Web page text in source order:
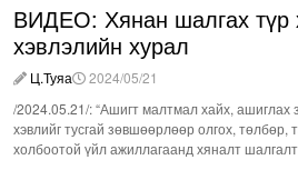
ВИДЕО: Хянан шалгах түр
хэвлэлийн хурал
Ц.Туяа
2024/05/21
/2024.05.21/: “Ашигт малтмал хайх, ашиглах
хэвлийг тусгай зөвшөөрлөөр олгох, төлбөр,
холбоотой үйл ажиллагаанд хяналт шалгалт